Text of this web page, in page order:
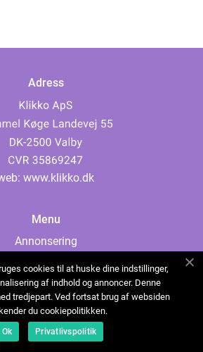
Adress
www.klikko.dk
Menu
Annonsering
Cookies
Kontakta oss
Sitemap
cookies til at huske dine indstillinger,
af indhold og annoncer. Denne
tredjepart. Ved fortsat brug af websiden
du cookiepolitikken.
Ok Privatlivspolitik